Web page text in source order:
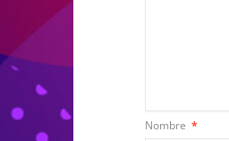
Nombre *